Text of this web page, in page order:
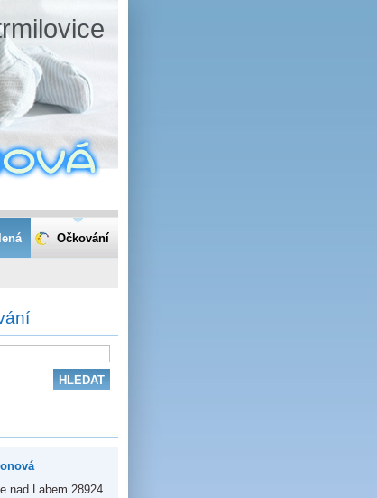
nad Labem 28924
Očkování